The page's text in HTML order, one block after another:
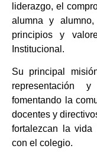
liderazgo, el
alumna y
principios y
Institucional.
Su principal
representación
fomentando la
docentes y
fortalezcan la vida
con el colegio.